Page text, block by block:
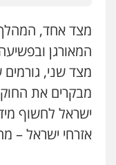
מצד אחד,
המאורגן
מצד שני, גורמים
מבקרים את
ישראל לחשוף
אזרחי ישראל –